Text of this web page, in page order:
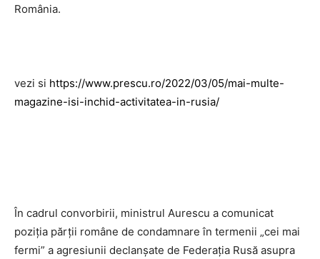
România.
vezi si https://www.prescu.ro/2022/03/05/mai-multe-
magazine-isi-inchid-activitatea-in-rusia/
În cadrul convorbirii, ministrul Aurescu a comunicat
poziţia părţii române de condamnare în termenii „cei mai
fermi” a agresiunii declanşate de Federaţia Rusă asupra